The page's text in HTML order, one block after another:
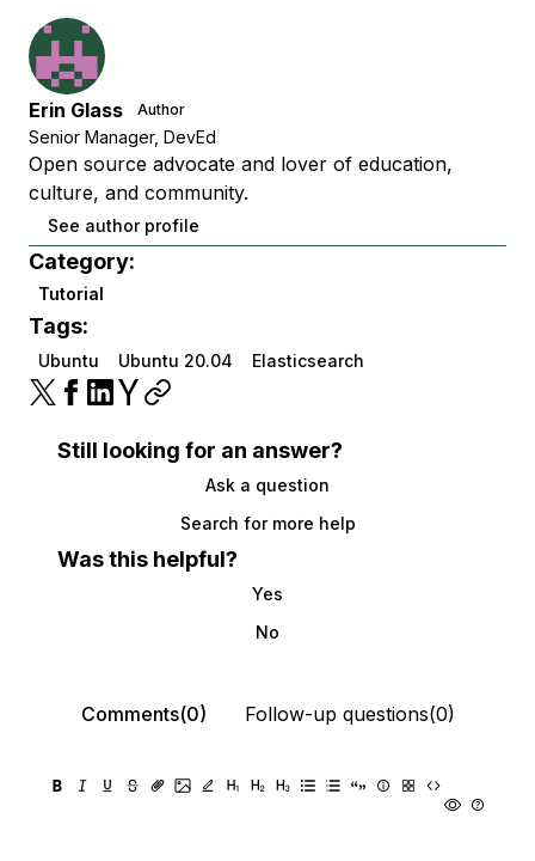
Erin Glass Author
Senior Manager, DevEd
Open source advocate and lover of education,
culture, and community.
See author profile
Category:
Tutorial
Tags:
Ubuntu Ubuntu 20.04 Elasticsearch
Still looking for an answer?
Ask a question
Search for more help
Was this helpful?
Yes
No
Comments(0) Follow-up questions(0)